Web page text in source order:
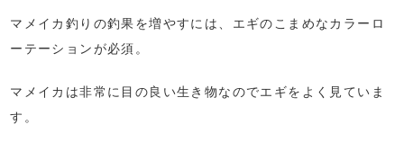
マメイカ釣りの釣果を増やすには、エギのこまめなカラーロ
ーテーションが必須。
マメイカは非常に目の良い生き物なのでエギをよく見ていま
す。